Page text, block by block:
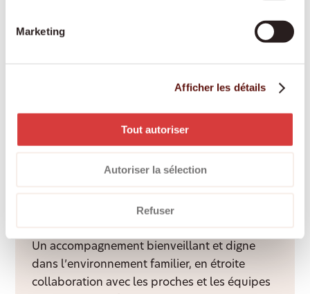
Marketing
Afficher les détails
Tout autoriser
Autoriser la sélection
Refuser
assurances-maladie et adaptée à vos besoins.
Engagement des proches aidants
rémunération équitable, d’une formation et
d’un accompagnement professionnel tout au
Un accompagnement bienveillant et digne
dans l’environnement familier, en étroite
collaboration avec les proches et les équipes